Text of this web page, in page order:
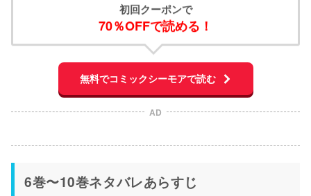
初回クーポンで
70％OFFで読める！
無料でコミックシーモアで読む
AD
6巻〜10巻ネタバレあらすじ